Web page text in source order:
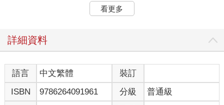
第一夜也是最後一夜的情景。破曉前，兩人之間擺了一把長劍。
這把「鋒利無比」的刀刃，不就是波赫士晚年時橫亙於他與世界
道院圖書館轉了一圈（為保護這座千年圖書館的木地板，遊客必
須套上毛拖鞋，我想起那粗糙的觸感）。我在盧塞恩碼頭乘船，
於冰雪覆蓋的阿爾卑斯山峽谷間漂流到黃昏。
看更多
詳細資料
語言 中文繁體
裝訂
ISBN
9786264091961 分級 普通級